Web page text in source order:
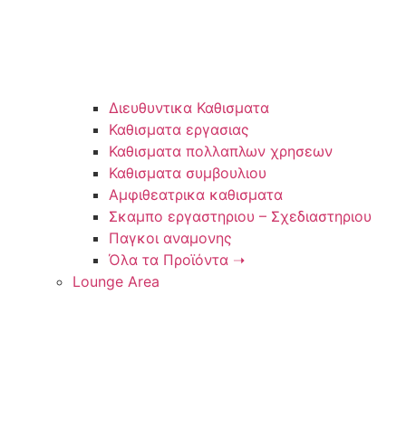
Διευθυντικα Καθισματα
Καθισματα εργασιας
Καθισματα πολλαπλων χρησεων
Καθισματα συμβουλιου
Αμφιθεατρικα καθισματα
Σκαμπο εργαστηριου – Σχεδιαστηριου
Παγκοι αναμονης
Όλα τα Προϊόντα ➝
Lounge Area